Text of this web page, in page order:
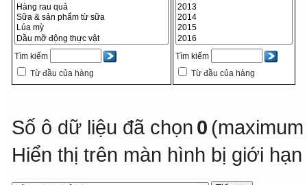
Tìm kiếm
Từ đầu của hàng
Tìm kiếm
Từ đầu của hàng
Số ô dữ liệu đã chọn 0
Hiển thị trên màn hình bị giới